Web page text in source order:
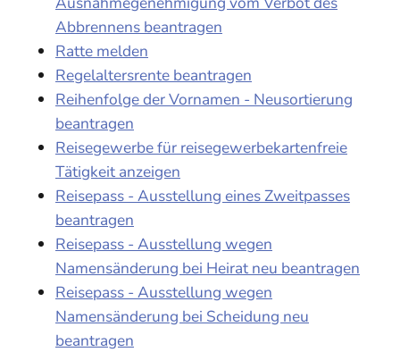
Abbrennens beantragen
Ratte melden
Regelaltersrente beantragen
Reihenfolge der Vornamen - Neusortierung
beantragen
Reisegewerbe für reisegewerbekartenfreie
Tätigkeit anzeigen
Reisepass - Ausstellung eines Zweitpasses
beantragen
Reisepass - Ausstellung wegen
Namensänderung bei Heirat neu beantragen
Reisepass - Ausstellung wegen
Namensänderung bei Scheidung neu
beantragen